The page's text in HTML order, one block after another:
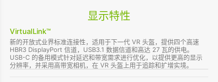
显示特性
VirtualLink™
新的开放式业界标准连接性，适用于下一代 VR 头盔，提供四个高速
HBR3 DisplayPort 信道，USB3.1 数据信道和高达 27 瓦的供电。
USB-C 的备用模式针对延迟和带宽需求进行优化，以提供更高的显示
分辨率，并采用高带宽相机，在 VR 头盔上用于追踪和扩增实境。